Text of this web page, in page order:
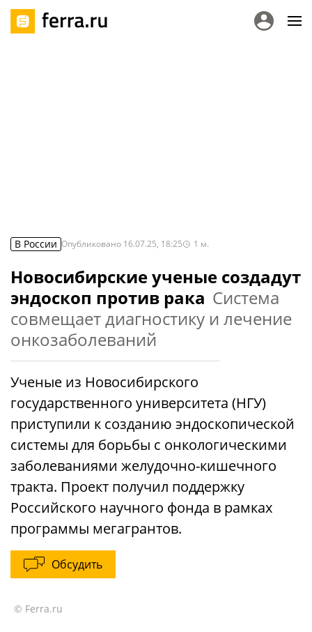
В России Опубликовано 16.07.25, 18:25 1 м.
Новосибирские ученые создадут
эндоскоп против рака Система
совмещает диагностику и лечение
онкозаболеваний
Ученые из Новосибирского
государственного университета (НГУ)
приступили к созданию эндоскопической
системы для борьбы с онкологическими
заболеваниями желудочно-кишечного
тракта. Проект получил поддержку
Российского научного фонда в рамках
программы мегагрантов.
Обсудить
© Ferra.ru